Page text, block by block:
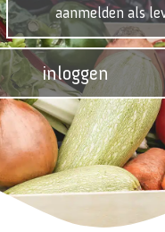
aanmelden als
inloggen